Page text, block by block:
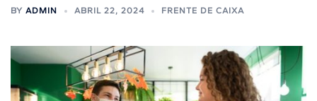
BY ADMIN ABRIL 22, 2024 FRENTE DE CAIXA